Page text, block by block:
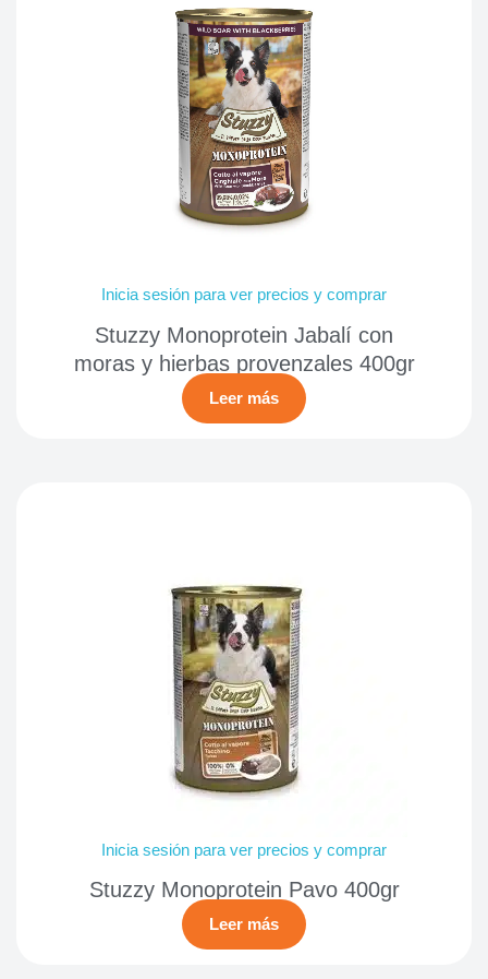
Inicia sesión para ver precios y comprar
Stuzzy Monoprotein Jabalí con
moras y hierbas provenzales 400gr
Leer más
Inicia sesión para ver precios y comprar
Stuzzy Monoprotein Pavo 400gr
Leer más